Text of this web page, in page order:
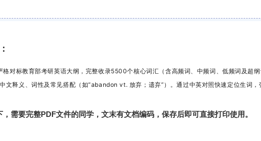
格对标教育部考研英语大纲，完整收录5500个核心词汇（含高频词、中频词、低频词及超
文释义、词性及常见搭配（如“abandon vt. 放弃；遗弃”）。通过中英对照快速定位生词
需要完整PDF文件的同学，文末有文档编码，保存后即可直接打印使用。